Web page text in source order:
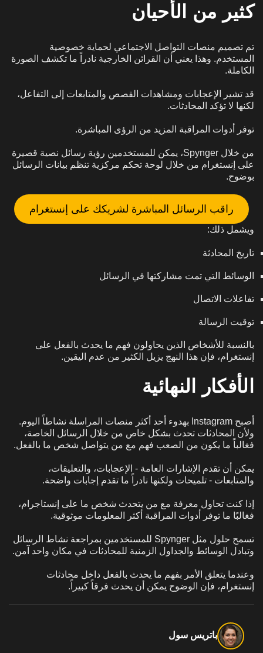
كثير من الأحيان
تم تصميم منصات التواصل الاجتماعي لحماية خصوصية
المستخدم. وهذا يعني أن القرائن الخارجية نادراً ما تكشف الصورة
الكاملة.
قد تشير الإعجابات ومشاهدات القصص والمتابعات إلى التفاعل،
لكنها لا تؤكد المحادثات.
توفر أدوات المراقبة المزيد من الرؤى المباشرة.
من خلال Spynger، يمكن للمستخدمين رؤية رسائل نصية قصيرة
على إنستغرام من خلال لوحة تحكم مركزية تنظم بيانات الرسائل
بوضوح.
راقب الرسائل المباشرة لشريكك على إنستغرام
ويشمل ذلك:
تاريخ المحادثة
الوسائط التي تمت مشاركتها في الرسائل
تفاعلات الاتصال
توقيت الرسالة
بالنسبة للأشخاص الذين يحاولون فهم ما يحدث بالفعل على
إنستغرام، فإن هذا النهج يزيل الكثير من عدم اليقين.
الأفكار النهائية
أصبح Instagram بهدوء أحد أكثر منصات المراسلة نشاطاً اليوم.
ولأن المحادثات تحدث بشكل خاص من خلال الرسائل الخاصة،
فغالباً ما يكون من الصعب فهم مع من يتواصل شخص ما بالفعل.
يمكن أن تقدم الإشارات العامة - الإعجابات، والتعليقات،
والمتابعات - تلميحات ولكنها نادراً ما تقدم إجابات واضحة.
إذا كنت تحاول معرفة مع من يتحدث شخص ما على إنستاجرام،
فغالبًا ما توفر أدوات المراقبة أكثر المعلومات موثوقية.
تسمح حلول مثل Spynger للمستخدمين بمراجعة نشاط الرسائل
وتبادل الوسائط والجداول الزمنية للمحادثات في مكان واحد آمن.
وعندما يتعلق الأمر بفهم ما يحدث بالفعل داخل محادثات
إنستغرام، فإن الوضوح يمكن أن يحدث فرقاً كبيراً.
باتريس سول